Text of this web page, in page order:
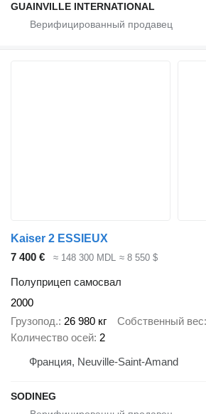
GUAINVILLE INTERNATIONAL
Kaiser 2 ESSIEUX
7 400 €
≈ 148 300 MDL ≈ 8 550 $
Полуприцеп самосвал
2000
Грузопод. 26 980 кг Собственный вес
Количество осей 2
Франция, Neuville-Saint-Amand
SODINEG